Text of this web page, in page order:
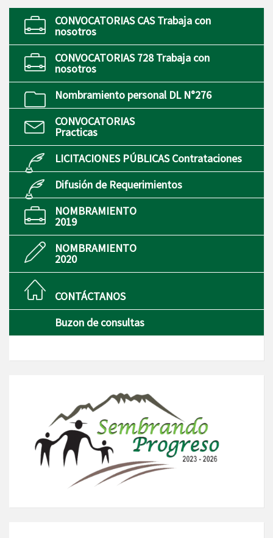
CONVOCATORIAS CAS Trabaja con
nosotros
CONVOCATORIAS 728 Trabaja con
nosotros
Nombramiento personal DL N°276
CONVOCATORIAS
Practicas
LICITACIONES PÚBLICAS Contrataciones
Difusión de Requerimientos
NOMBRAMIENTO
2019
NOMBRAMIENTO
2020
CONTÁCTANOS
Buzon de consultas